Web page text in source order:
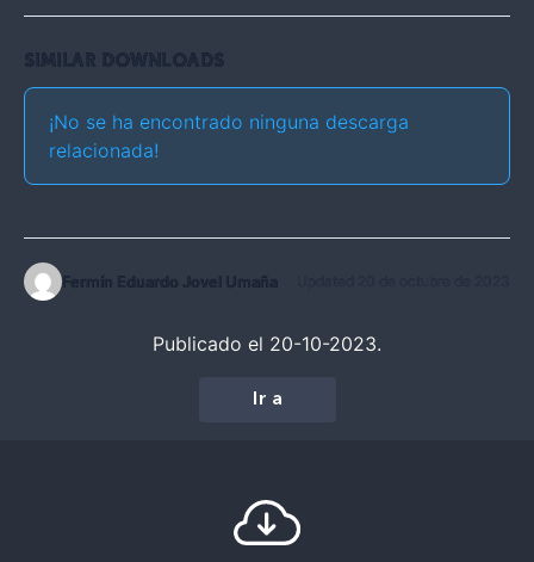
SIMILAR DOWNLOADS
¡No se ha encontrado ninguna descarga
relacionada!
Fermín Eduardo Jovel Umaña
Publicado el 20-10-2023.
Ir a